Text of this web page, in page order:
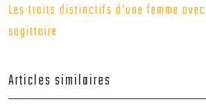
Les traits distinctifs d’une femme
sagittaire
Articles similaires